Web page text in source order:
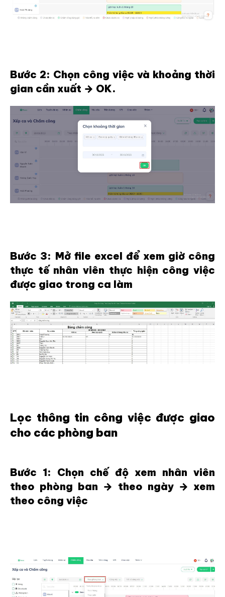
Bước 2: Chọn công việc và khoảng thời
gian cần xuất → OK.
Bước 3: Mở file excel để xem giờ công
thực tế nhân viên thực hiện công việc
được giao trong ca làm
Lọc thông tin công việc được giao
cho các phòng ban
Bước 1: Chọn chế độ xem nhân viên
theo phòng ban → theo ngày → xem
theo công việc